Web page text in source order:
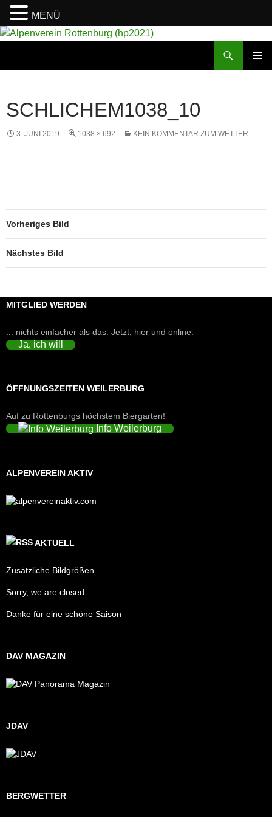
SCHLICHEM1038_10
3. JUNI 2019 1038 × 692 KEIN KOMMENTAR ZUM WETTER
Vorheriges Bild
Nächstes Bild
MITGLIED WERDEN
... nichts einfacher als das. Jetzt, hier und online.
Ja, ich will
ÖFFNUNGSZEITEN WEILERBURG
Auf zu Rottenburgs höchstem Biergarten!
Info Weilerburg
ALPENVEREIN AKTIV
AKTUELL
Zusätzliche Bildgrößen
Sorry, we are closed
Danke für eine schöne Saison
DAV MAGAZIN
JDAV
BERGWETTER
MENÜ